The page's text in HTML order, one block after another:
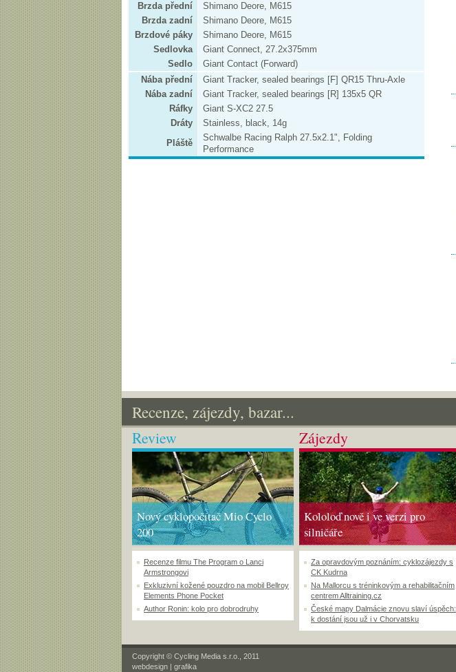
Brzda přední
Shimano Deore, M615
Brzda zadní
Shimano Deore, M615
Brzdové páky
Shimano Deore, M615
Sedlovka
Giant Connect, 27.2x375mm
Sedlo
Giant Contact (Forward)
Nába přední
Giant Tracker, sealed bearings [F] QR15 Thru-Axle
Nába zadní
Giant Tracker, sealed bearings [R] 135x5 QR
Ráfky
Giant S-XC2 27.5
Dráty
Stainless, black, 14g
Pláště
Schwalbe Racing Ralph 27.5x2.1", Folding
Performance
Recenze, zájezdy, bazar...
Review
Nový cyklopočítač Mio Cyclo
200
Recenze filmu The Program o Lanci
Armstrongovi
Exkluzivní kožené pouzdro na mobil Bellroy
Elements Phone Pocket
Author Ronin: kolo pro dobrodruhy
Zájezdy
Kololoď nově i ve verzi pro
silničáře
Za opravdovým poznáním: cyklozájezdy s
CK Kudrna
Na Mallorcu s tréninkovým a rehabilitačním
centrem Alltraining.cz
České mapy Dalmácie znovu slaví úspěch:
k dostání jsou už i v Chorvatsku
Copyright © Cycling Media s.r.o., 2011
webdesign | grafika